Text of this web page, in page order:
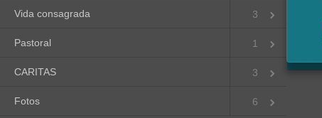
3
Vida consagrada
1
Pastoral
3
CARITAS
6
Fotos